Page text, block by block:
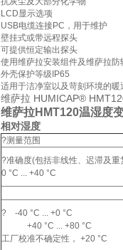
LCD显示选项
USB电缆连接PC，用于维护
壁挂式或带远程探头
可提供恒定输出探头
使用维萨拉安装组件及维萨拉
外壳保护等级IP65
适用于洁净室以及苛刻环境的暖
维萨拉 HUMICAP®
维萨拉HMT120温湿度
相对湿度
?测量范围
?准确度(包括非线性、迟滞及重
0 °C ... +40 °C
? -40 °C ... +0 °C
+40 °C ... +80 °C
工厂校准不确定性， +20 °C